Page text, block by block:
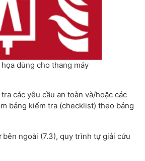
dùng cho thang máy
các yêu cầu an toàn và/hoặc các
bảng kiểm tra (checklist) theo bảng
ngoài (7.3), quy trình tự giải cứu